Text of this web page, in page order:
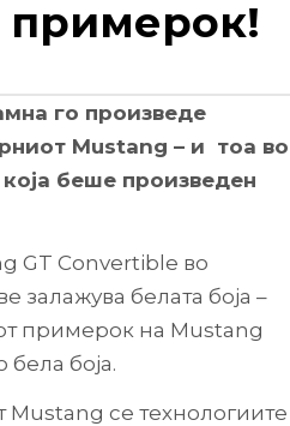
примерок!
го произведе
Mustang – и тоа во
беше произведен
GT Convertible во
залажува белата боја –
примерок на Mustang
бела боја.
се технологиите